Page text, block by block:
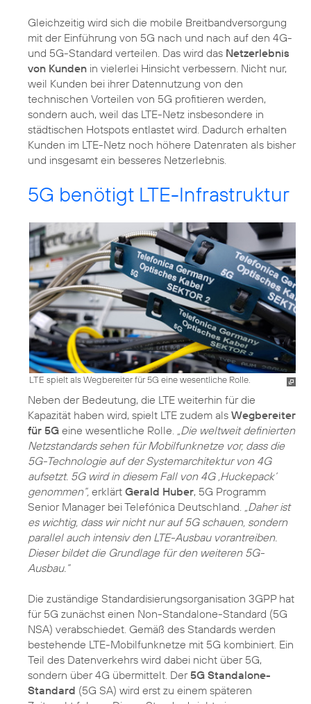
Gleichzeitig wird sich die mobile Breitbandversorgung
mit der Einführung von 5G nach und nach auf den 4G-
und 5G-Standard verteilen. Das wird das Netzerlebnis
von Kunden in vielerlei Hinsicht verbessern. Nicht nur,
weil Kunden bei ihrer Datennutzung von den
technischen Vorteilen von 5G profitieren werden,
sondern auch, weil das LTE-Netz insbesondere in
städtischen Hotspots entlastet wird. Dadurch erhalten
Kunden im LTE-Netz noch höhere Datenraten als bisher
und insgesamt ein besseres Netzerlebnis.
5G benötigt LTE-Infrastruktur
LTE spielt als Wegbereiter für 5G eine wesentliche Rolle.
Neben der Bedeutung, die LTE weiterhin für die
Kapazität haben wird, spielt LTE zudem als Wegbereiter
für 5G eine wesentliche Rolle.
„Die weltweit definierten
Netzstandards sehen für Mobilfunknetze vor, dass die
5G-Technologie auf der Systemarchitektur von 4G
aufsetzt. 5G wird in diesem Fall von 4G ‚Huckepack‘
genommen“, erklärt Gerald Huber, 5G Programm
Senior Manager bei Telefónica Deutschland.
„Daher ist
es wichtig, dass wir nicht nur auf 5G schauen, sondern
parallel auch intensiv den LTE-Ausbau vorantreiben.
Dieser bildet die Grundlage für den weiteren 5G-
Ausbau.“
Die zuständige Standardisierungsorganisation 3GPP hat
für 5G zunächst einen Non-Standalone-Standard (5G
NSA) verabschiedet. Gemäß des Standards werden
bestehende LTE-Mobilfunknetze mit 5G kombiniert. Ein
Teil des Datenverkehrs wird dabei nicht über 5G,
sondern über 4G übermittelt. Der5G Standalone-
Standard (5G SA) wird erst zu einem späteren